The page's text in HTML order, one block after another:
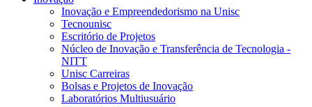
Inovação e Empreendedorismo na Unisc
Tecnounisc
Escritório de Projetos
Núcleo de Inovação e Transferência de Tecnologia -
NITT
Unisc Carreiras
Bolsas e Projetos de Inovação
Laboratórios Multiusuário